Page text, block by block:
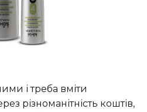
і треба вміти
різноманітність коштів,